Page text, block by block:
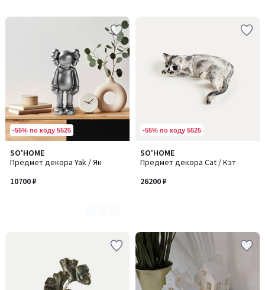
-55% по коду 5525
SO'HOME
Предмет декора Yak / Як
10700 ₽
Количество
цветов:
5
-55% по коду 5525
SO'HOME
Предмет декора Cat / Кэт
26200 ₽